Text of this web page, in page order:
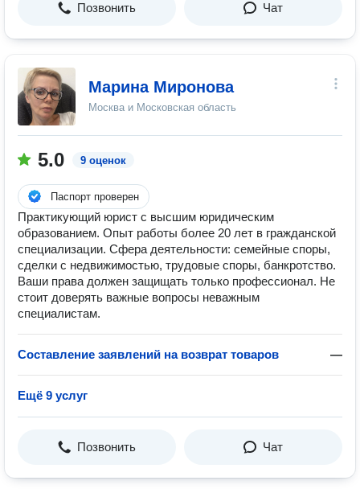
Позвонить Чат
Марина Миронова
Москва и Московская область
5.0 9 оценок
Паспорт проверен
Практикующий юрист с высшим юридическим
образованием. Опыт работы более 20 лет в гражданской
специализации. Сфера деятельности: семейные споры,
сделки с недвижимостью, трудовые споры, банкротство.
Ваши права должен защищать только профессионал. Не
стоит доверять важные вопросы неважным
специалистам.
Составление заявлений на возврат товаров —
Ещё 9 услуг
Позвонить Чат